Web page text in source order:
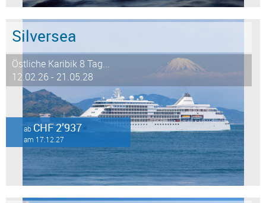
Silversea
Östliche Karibik 8 Tag...
12.02.26 - 21.05.28
abCHF 2’937
am 17.12.27